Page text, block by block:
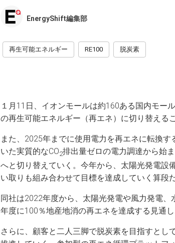
EnergyShift編集部
再生可能エネルギー RE100 脱炭素
１月11日、イオンモールは約160ある国内モー
の再生可能エネルギー（再エネ）に切り替える
また、2025年までに使用電力を再エネに転換
いた実質的なCO2排出量ゼロの電力調達から始
へと切り替えていく。今年から、太陽光発電設
い取りも組み合わせて目標を達成していく算段だ
同社は2022年度から、太陽光発電や風力発電
年度に100％地産地消の再エネを達成する見通し
さらに、顧客と二人三脚で脱炭素を目指すとし